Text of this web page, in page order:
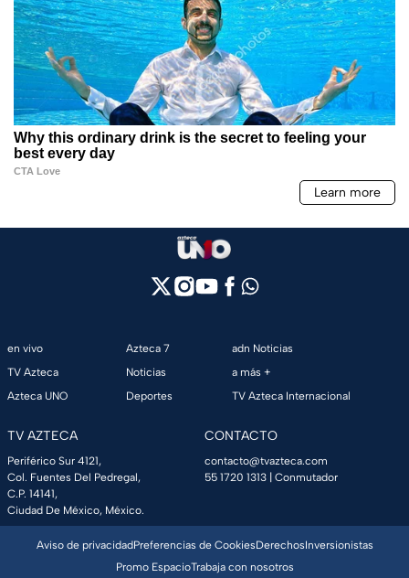
en vivo
TV Azteca
Azteca UNO
Azteca 7
Noticias
Deportes
adn Noticias
a más +
TV Azteca Internacional
TV AZTECA
Periférico Sur 4121,
Col. Fuentes Del Pedregal,
C.P. 14141,
Ciudad De México, México.
CONTACTO
contacto@tvazteca.com
55 1720 1313 | Conmutador
Aviso de privacidadPreferencias de CookiesDerechosInversionistas
Promo EspacioTrabaja con nosotros